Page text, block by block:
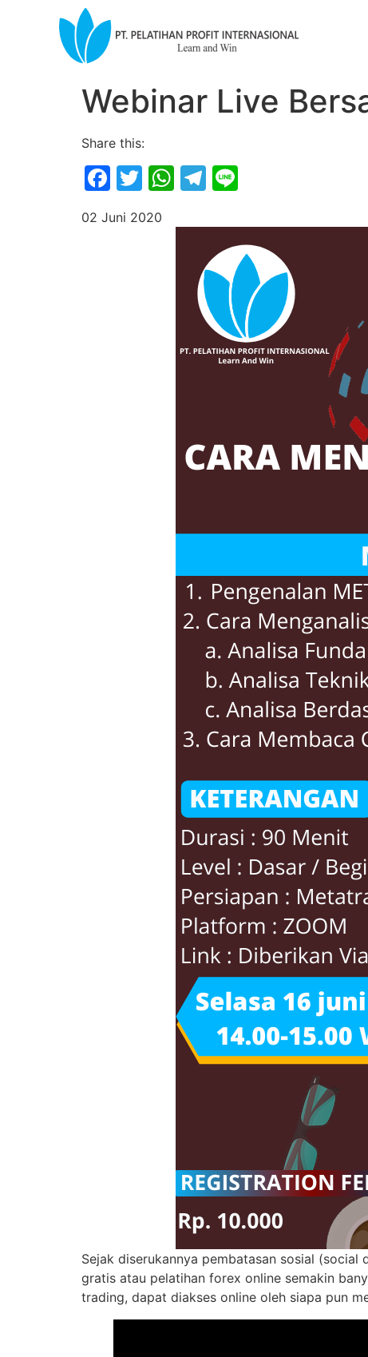
Webinar Live
Share this:
Facebook
Twitter
WhatsApp
Telegram
02 Juni 2020
Sejak diserukannya pembatasan sosial
gratis atau pelatihan forex online semakin
trading, dapat diakses online oleh siapa pun